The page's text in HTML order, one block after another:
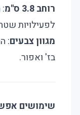
רוחב 3.8 ס"מ
:
לפעילויות
מגוון צבעים:
בז' ואפור.
שימושים